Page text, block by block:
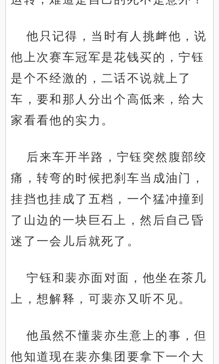
他只记得，当时有人挑衅他，说
他上次赛车冠军是花钱买的，宁钰
是个不经激的，二话不说就上了
车，要和那人分出个高低来，给大
家看看他的实力。
后来车开半路，宁钰突然腹部绞
痛，转弯的时候把刹车当成油门，
挂挡也挂成了五档，一个猛冲撞到
了山边的一块巨石上，然后自己昏
迷了一会儿后就死了。
宁钰和裴亦面对面，他坐在茶几
上，想解释，可裴亦又听不见。
他虽然不懂裴亦生意上的事，但
他知道现在裴亦集团要拿下一个大